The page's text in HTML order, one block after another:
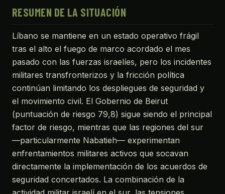
RESUMEN DE LA SITUACIÓN
Líbano se mantiene en un estado operativo frágil
tras el alto el fuego de marco acordado el mes
pasado con las fuerzas israelíes, pero los incidentes
militares transfronterizos y la fricción política
continúan limitando los despliegues de seguridad y
el movimiento civil. El Gobernio de Beirut
(puntuación de riesgo 79,8) sigue siendo el principal
factor de riesgo, mientras que las regiones del sur
—particularmente Nabatieh— experimentan
enfrentamientos militares activos que socavan
directamente la implementación de los acuerdos de
seguridad concertados. La combinación de la